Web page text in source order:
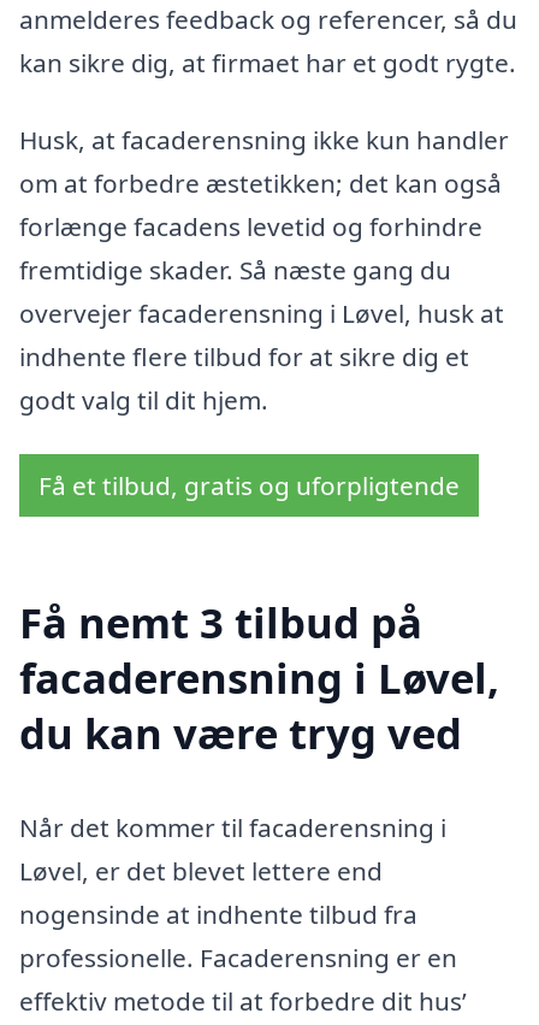
anmelderes feedback og referencer, så du
kan sikre dig, at firmaet har et godt rygte.
Husk, at facaderensning ikke kun handler
om at forbedre æstetikken; det kan også
forlænge facadens levetid og forhindre
fremtidige skader. Så næste gang du
overvejer facaderensning i Løvel, husk at
indhente flere tilbud for at sikre dig et
godt valg til dit hjem.
Få et tilbud, gratis og uforpligtende
Få nemt 3 tilbud på
facaderensning i Løvel,
du kan være tryg ved
Når det kommer til facaderensning i
Løvel, er det blevet lettere end
nogensinde at indhente tilbud fra
professionelle. Facaderensning er en
effektiv metode til at forbedre dit hus’